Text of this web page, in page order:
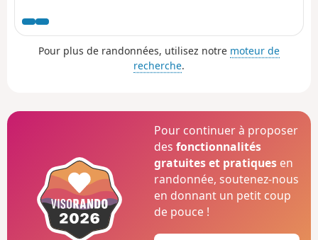
Pour plus de randonnées, utilisez notre moteur de
recherche.
Pour continuer à proposer
desfonctionnalités
gratuites et pratiques en
randonnée, soutenez-nous
en donnant un petit coup
de pouce !